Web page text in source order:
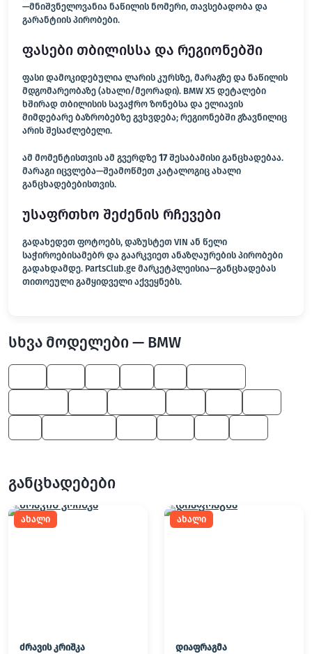
—მნიშვნელოვანია ნაწილის ნომერი, თავსებადობა და
გარანტიის პირობები.
ფასები თბილისსა და რეგიონებში
ფასი დამოკიდებულია ლარის კურსზე, მარაგზე და ნაწილის
მდგომარეობაზე (ახალი/მეორადი). BMW X5 დეტალები
ხშირად თბილისის სავაჭრო ზონებსა და ელიავის
მიმდებარე ბაზრობებზე გვხვდება; რეგიონებში გზავნილიც
არის შესაძლებელი.
ამ მომენტისთვის ამ გვერდზე 17შესაბამისი განცხადებაა.
მარაგი იცვლება—შეამოწმეთ კატალოგიც ახალი
განცხადებებისთვის.
უსაფრთხო შეძენის რჩევები
გადახედეთ ფოტოებს, დაზუსტეთ VIN ან წელი
საჭიროებისამებრ და გაარკვიეთ ანაზღაურების პირობები
გადახდამდე. PartsClub.ge მარკეტპლეისია—განცხადებას
თითოეული გამყიდველი აქვეყნებს.
სხვა მოდელები — BMW
განცხადებები
ახალი
ძრავის კრიშკა
ახალი
დიაფრაგმა